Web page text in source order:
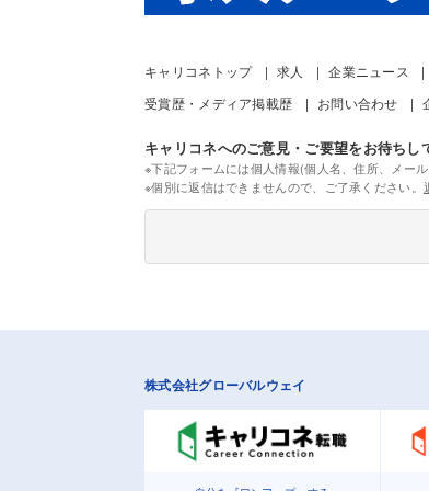
キャリコネトップ 求人 企業ニュース
受賞歴・メディア掲載歴
お問い合わせ
キャリコネへのご意見・ご要望をお待ちし
※下記フォームには個人情報(個人名、住所、メー
※個別に返信はできませんので、ご了承ください。
株式会社グローバルウェイ